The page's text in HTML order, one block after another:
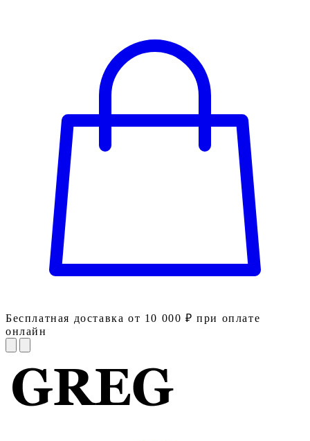
Бесплатная доставка от 10 000 ₽ при оплате
онлайн